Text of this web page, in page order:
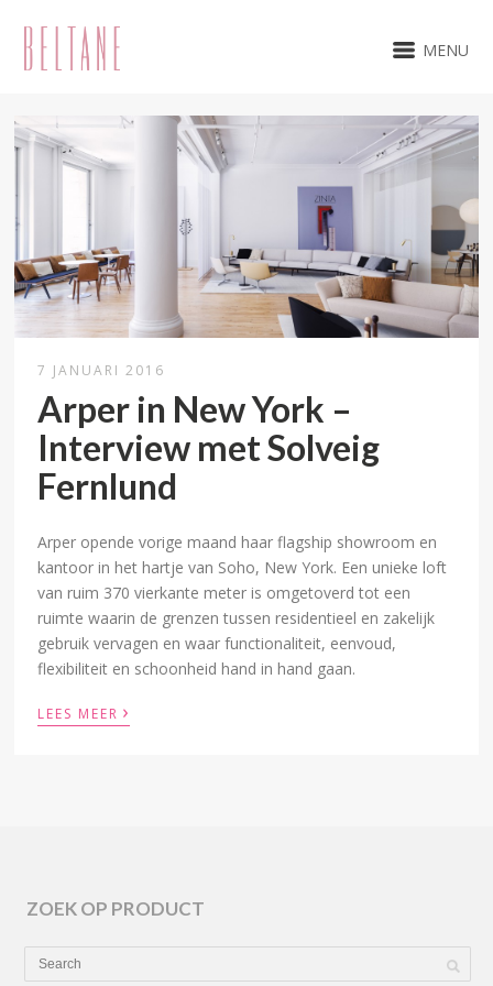
MENU
7 JANUARI 2016
Arper in New York –
Interview met Solveig
Fernlund
Arper opende vorige maand haar flagship showroom en
kantoor in het hartje van Soho, New York. Een unieke loft
van ruim 370 vierkante meter is omgetoverd tot een
ruimte waarin de grenzen tussen residentieel en zakelijk
gebruik vervagen en waar functionaliteit, eenvoud,
flexibiliteit en schoonheid hand in hand gaan.
LEES MEER ›
ZOEK OP PRODUCT